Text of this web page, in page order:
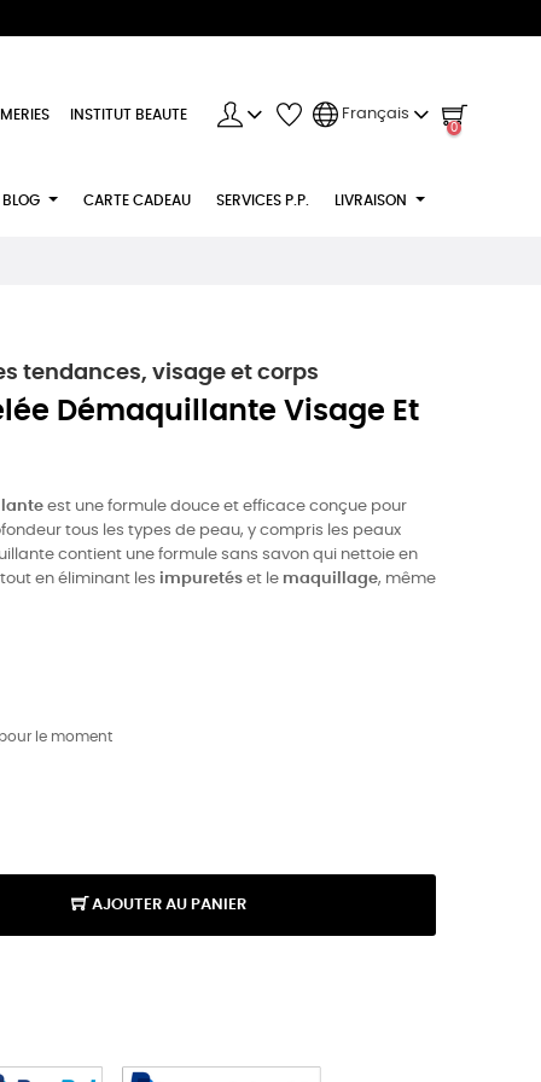
INSTITUT BEAUTE Français
0
BLOG CARTE CADEAU SERVICES P.P. LIVRAISON
tendances, visage et corps
Démaquillante Visage Et
est une formule douce et efficace conçue pour
tous les types de peau, y compris les peaux
contient une formule sans savon qui nettoie en
tout en éliminant les impuretés et le maquillage, même
le moment
AJOUTER AU PANIER